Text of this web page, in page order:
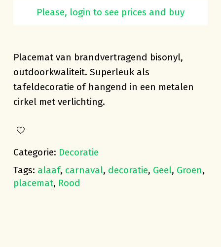
brandvertragend
Please, login to see prices and buy
Placemat van brandvertragend bisonyl,
outdoorkwaliteit. Superleuk als
tafeldecoratie of hangend in een metalen
cirkel met verlichting.
Categorie: Decoratie
Tags: alaaf, carnaval, decoratie, Geel, Groen,
placemat, Rood